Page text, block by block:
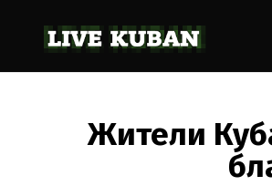
Жители